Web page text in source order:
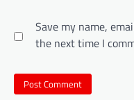
Save my name,
the next time I